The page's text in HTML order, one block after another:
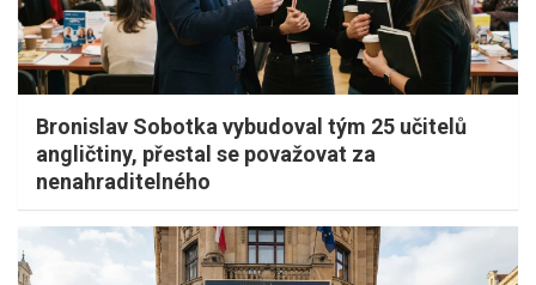
Bronislav Sobotka vybudoval tým 25 učitelů
angličtiny, přestal se považovat za
nenahraditelného